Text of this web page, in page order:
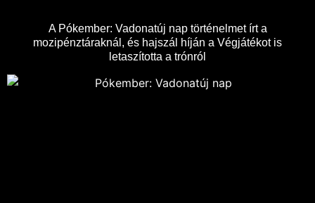
A Pókember: Vadonatúj nap történelmet írt a
mozipénztáraknál, és hajszál híján a Végjátékot is
letaszította a trónról